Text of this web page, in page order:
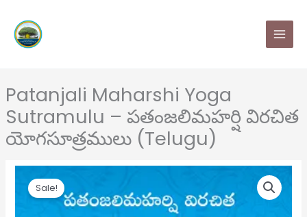
content
Patanjali Maharshi Yoga
Sutramulu – పతంజలిమహర్షి విరచిత
యోగసూత్రములు (Telugu)
Sale!Original
priceprice
Maharshi